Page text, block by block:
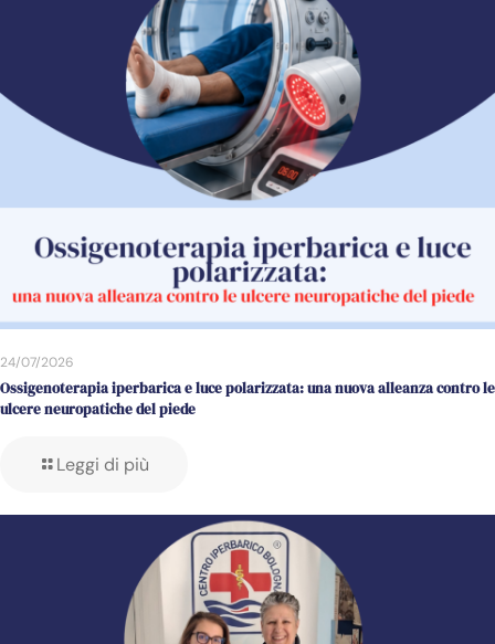
24/07/2026
Ossigenoterapia iperbarica e luce polarizzata: una nuova alleanza contro le
ulcere neuropatiche del piede
Leggi di più